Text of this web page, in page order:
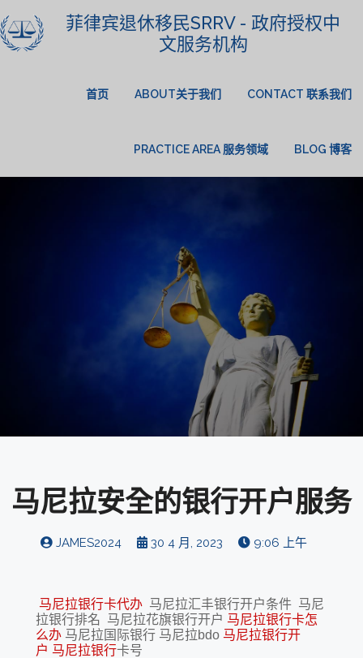
菲律宾退休移民SRRV - 政府授权中
文服务机构
首页 ABOUT关于我们 CONTACT 联系我们
PRACTICE AREA 服务领域 BLOG 博客
马尼拉安全的银行开户服务
JAMES2024 30 4 月, 2023 9:06 上午
马尼拉银行卡代办马尼拉汇丰银行开户条件 马尼
拉银行排名 马尼拉花旗银行开户 马尼拉银行卡怎
么办马尼拉国际银行 马尼拉bdo 马尼拉银行开
户 马尼拉银行卡号